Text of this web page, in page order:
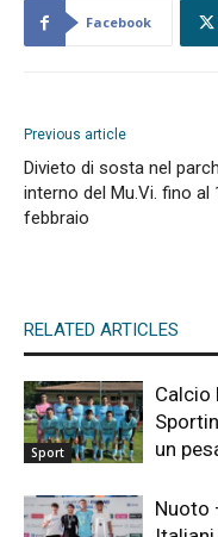
Facebook
Previous article
Divieto di sosta nel
interno del Mu.Vi. fino al
febbraio
RELATED ARTICLES
Sport
Calcio
un
Nuoto